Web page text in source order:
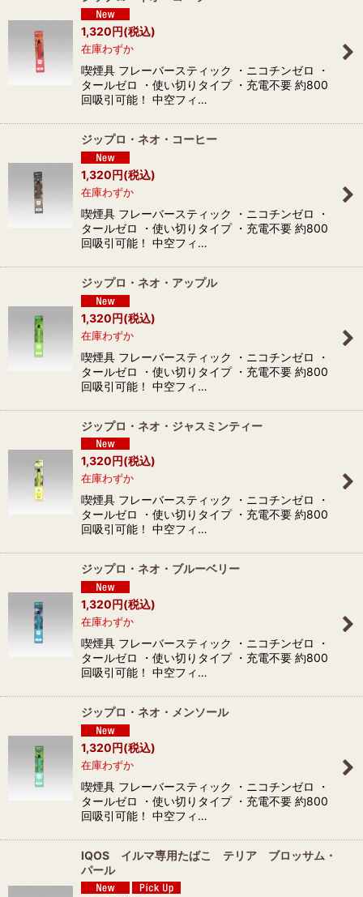
1,320円(税込)
在庫わずか
喫煙具 フレーバースティック ・ニコチンゼロ ・
タールゼロ ・使い切りタイプ ・充電不要 約800
回吸引可能！ 中空フィ…
ジップロ・ネオ・コーヒー
1,320円(税込)
在庫わずか
喫煙具 フレーバースティック ・ニコチンゼロ ・
タールゼロ ・使い切りタイプ ・充電不要 約800
回吸引可能！ 中空フィ…
ジップロ・ネオ・アップル
1,320円(税込)
在庫わずか
喫煙具 フレーバースティック ・ニコチンゼロ ・
タールゼロ ・使い切りタイプ ・充電不要 約800
回吸引可能！ 中空フィ…
ジップロ・ネオ・ジャスミンティー
1,320円(税込)
在庫わずか
喫煙具 フレーバースティック ・ニコチンゼロ ・
タールゼロ ・使い切りタイプ ・充電不要 約800
回吸引可能！ 中空フィ…
ジップロ・ネオ・ブルーベリー
1,320円(税込)
在庫わずか
喫煙具 フレーバースティック ・ニコチンゼロ ・
タールゼロ ・使い切りタイプ ・充電不要 約800
回吸引可能！ 中空フィ…
ジップロ・ネオ・メンソール
1,320円(税込)
在庫わずか
喫煙具 フレーバースティック ・ニコチンゼロ ・
タールゼロ ・使い切りタイプ ・充電不要 約800
回吸引可能！ 中空フィ…
IQOS イルマ専用たばこ テリア ブロッサム・
パール